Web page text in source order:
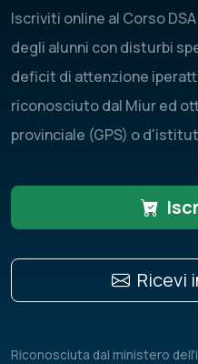
Iscriviti online al Corso
degli alunni con disturbi
deficit di attenzione
riconosciuto dal Miur ed
provinciale (GPS) o
Ricevi
Riconosciuta dal ministero